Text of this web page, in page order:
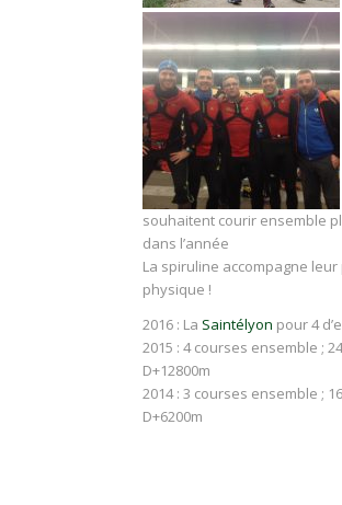
souhaitent courir ensemble
dans l’année
La spiruline accompagne
physique !
2016 : La Saintélyon pour 4
2015 : 4 courses ensemble ;
D+12800m
2014 : 3 courses ensemble ;
D+6200m